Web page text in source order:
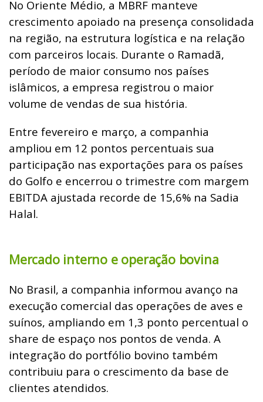
No Oriente Médio, a MBRF manteve
crescimento apoiado na presença consolidada
na região, na estrutura logística e na relação
com parceiros locais. Durante o Ramadã,
período de maior consumo nos países
islâmicos, a empresa registrou o maior
volume de vendas de sua história.
Entre fevereiro e março, a companhia
ampliou em 12 pontos percentuais sua
participação nas exportações para os países
do Golfo e encerrou o trimestre com margem
EBITDA ajustada recorde de 15,6% na Sadia
Halal.
Mercado interno e operação bovina
No Brasil, a companhia informou avanço na
execução comercial das operações de aves e
suínos, ampliando em 1,3 ponto percentual o
share de espaço nos pontos de venda. A
integração do portfólio bovino também
contribuiu para o crescimento da base de
clientes atendidos.